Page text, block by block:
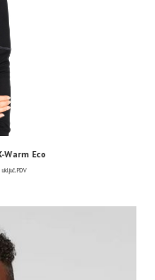
Eco
uključ. PDV